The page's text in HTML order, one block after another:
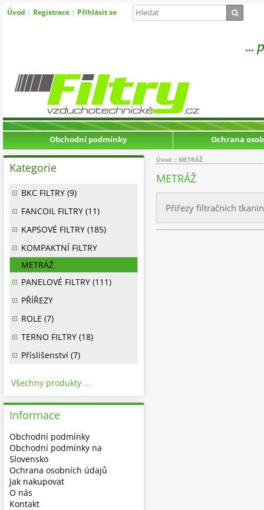
Úvod | Registrace | Přihlásit se
Obchodní podmínky Ochrana
Úvod :: METRÁŽ
METRÁŽ
Přířezy filtračních
Kategorie
BKC FILTRY (9)
FANCOIL FILTRY (11)
KAPSOVÉ FILTRY (185)
KOMPAKTNÍ FILTRY
METRÁŽ
PANELOVÉ FILTRY (111)
PŘÍŘEZY
ROLE (7)
TERNO FILTRY (18)
Příslišenství (7)
Všechny produkty ...
Informace
Obchodní podmínky
Obchodní podmínky na
Slovensko
Ochrana osobních údajů
Jak nakupovat
O nás
Kontakt